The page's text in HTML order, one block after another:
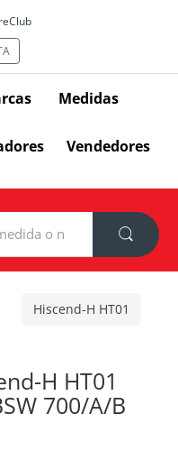
Medidas
Vendedores
Hiscend-H HT01
H HT01
700/A/B